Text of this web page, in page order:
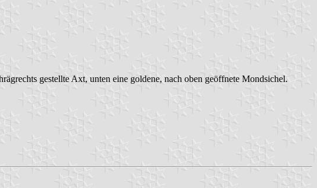
gestellte Axt, unten eine goldene, nach oben geöffnete Mondsichel.